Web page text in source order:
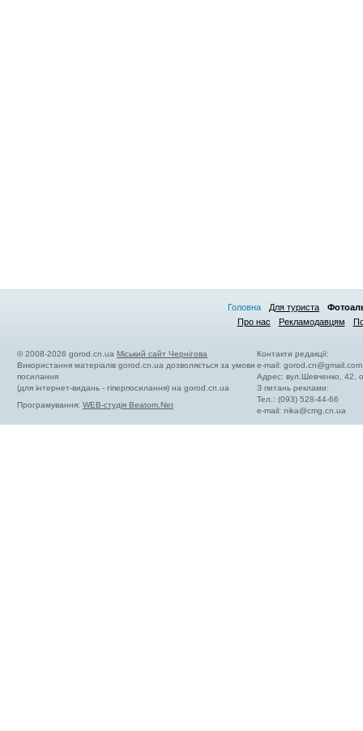
Головна Для туриста
Про нас
Рекламодавцям
© 2008-2026 gorod.cn.ua Міський сайт Чернігова
Використання матеріалів gorod.cn.ua дозволяється за умови
посилання
(для інтернет-видань - гіперпосилання) на gorod.cn.ua
Програмування: WEB-студія Beatom.Net
Контакти редакції:
e-mail:gorod.cn@gmail.com
Адрес: вул.Шевченко, 42,
З питань реклами:
Тел.: (093) 528-44-66
e-mail:nika@cmg.cn.ua